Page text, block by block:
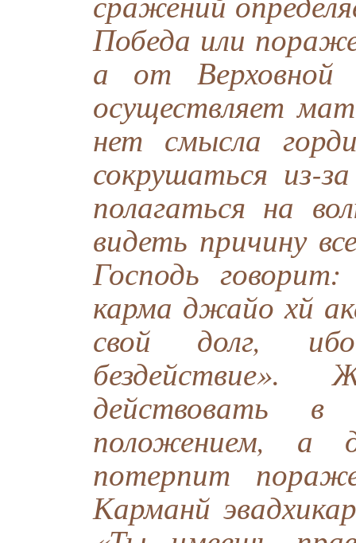
Победа или
а от Верховной
осуществляет
нет смысла
сокрушаться из-
полагаться на
видеть причину
Господь
карма джайо хй
свой долг,
бездействие».
действовать
положением, а
потерпит
Карманй